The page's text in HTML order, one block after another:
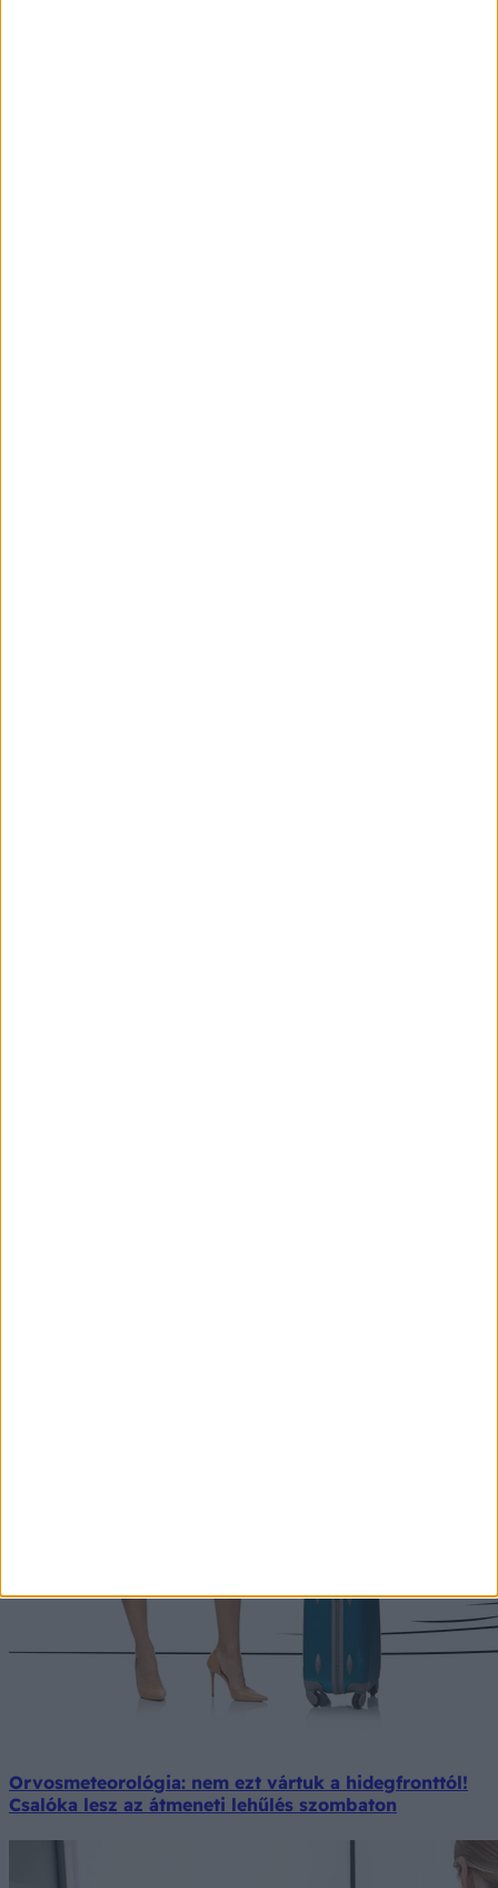
Orvosmeteorológia: nem ezt vártuk a hidegfronttól!
Csalóka lesz az átmeneti lehűlés szombaton